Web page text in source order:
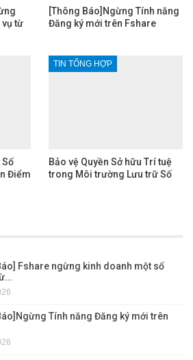
từ
[Thông Báo]Ngừng Tính năng
Đăng ký mới trên Fshare
Số
Điểm
TIN TỔNG HỢP
Bảo vệ Quyền Sở hữu Trí tuệ
trong Môi trường Lưu trữ Số
Fshare ngừng kinh doanh một số
Tính năng Đăng ký mới trên